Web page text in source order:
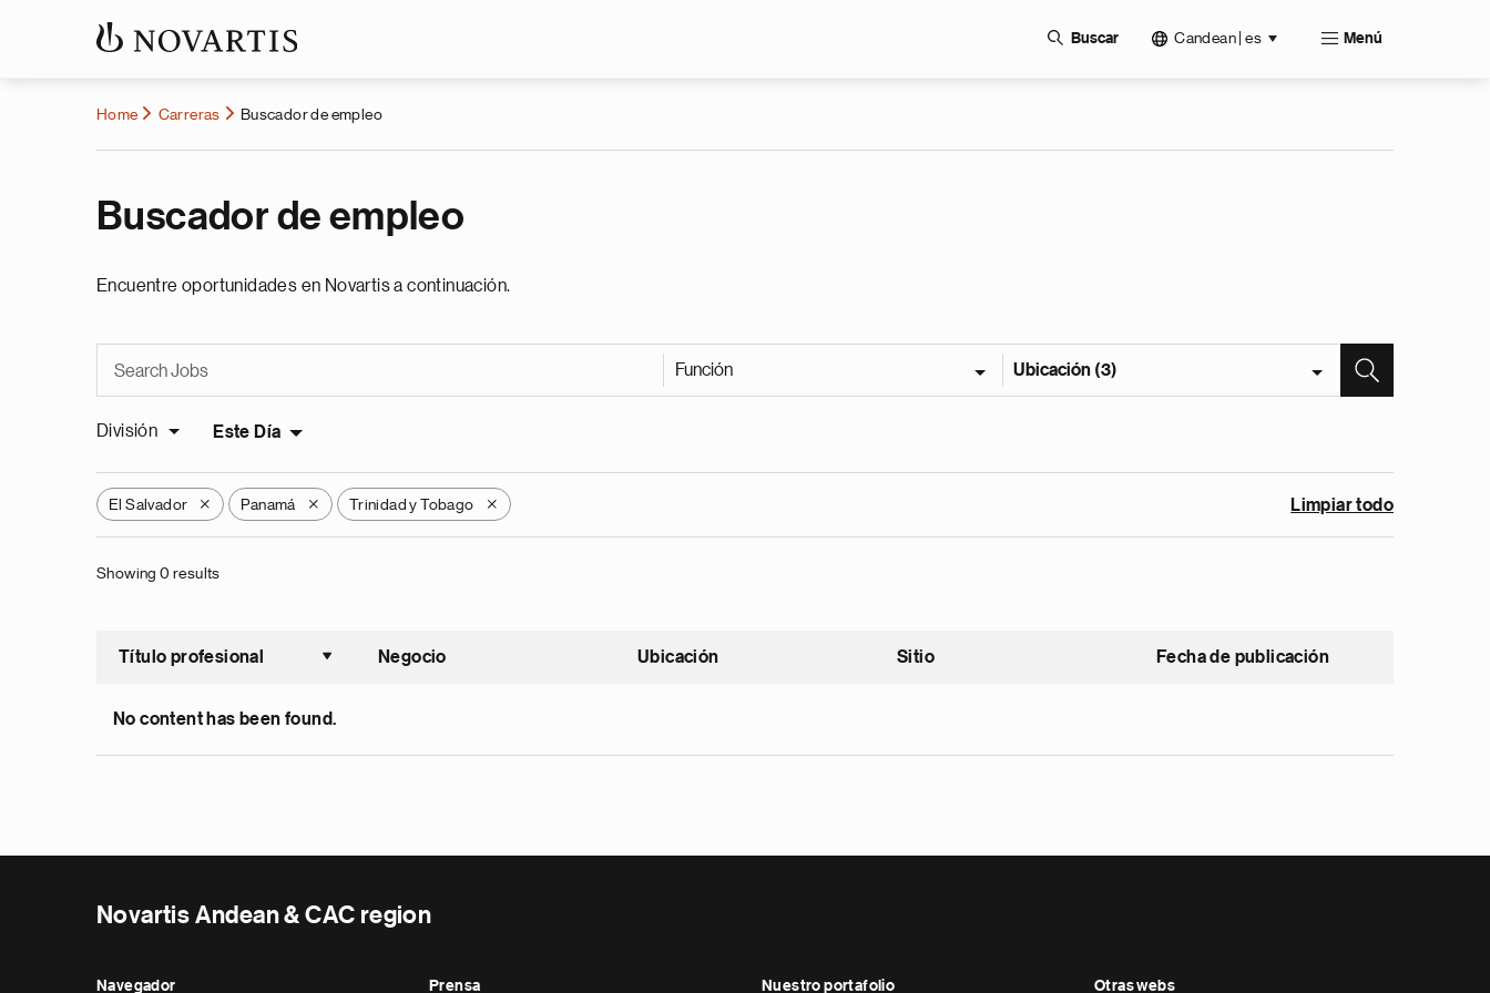
Buscar Candean | es Menú
Home Carreras Buscador de empleo
Buscador de empleo
Encuentre oportunidades en Novartis a continuación.
Función Ubicación (3)
División Este Día
El Salvador X Panamá X Trinidad y Tobago X Limpiar todo
Showing 0 results
Título profesional
Ordenar ascendente
Negocio Ubicación Sitio Fecha de publicación
No content has been found.
Novartis Andean & CAC region
Navegador Prensa Nuestro portafolio Otras webs